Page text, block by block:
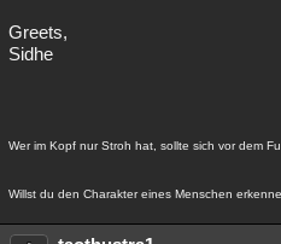
Greets,
Sidhe
Wer im Kopf nur Stroh hat, sollte sich vor dem
Willst du den Charakter eines Menschen